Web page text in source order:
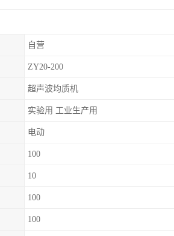
自营
ZY20-200
超声波均质机
实验用 工业生产用
电动
100
10
100
100